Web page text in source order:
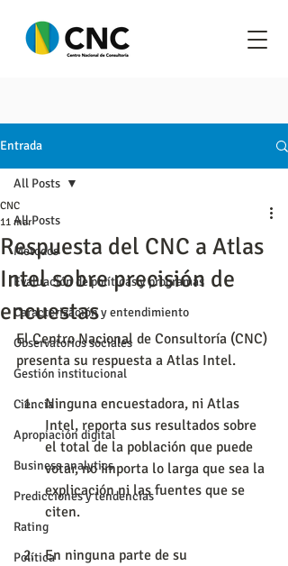
Entrada
All Posts
Metodos
Evaluación de políticas y programas
Caracterización y entendimiento
Observatorios sociales
Gestión institucional
Ciencia
Apropiación digital
Business analytics
Predicciones y tendencias
Rating
Política
All Posts
Respuesta del CNC a Atlas
Intel sobre precisión de
encuestas
CNC
11 mar
El Centro Nacional de Consultoría (CNC)
presenta su respuesta a Atlas Intel.
Ninguna encuestadora, ni Atlas
Intel, reporta sus resultados sobre
el total de la población que puede
votar, no importa lo larga que sea la
explicación ni las fuentes que se
citen.
En ninguna parte de su